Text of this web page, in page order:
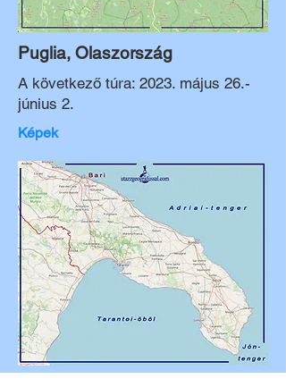
Puglia, Olaszország
A következő túra: 2023. május 26.-
június 2.
Képek